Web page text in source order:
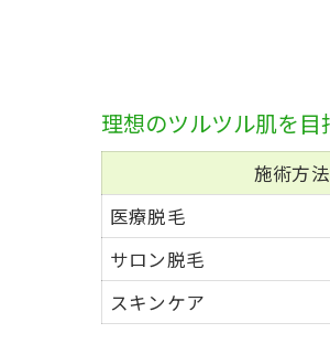
理想のツルツル肌を目
施術方法
医療脱毛
サロン脱毛
スキンケア